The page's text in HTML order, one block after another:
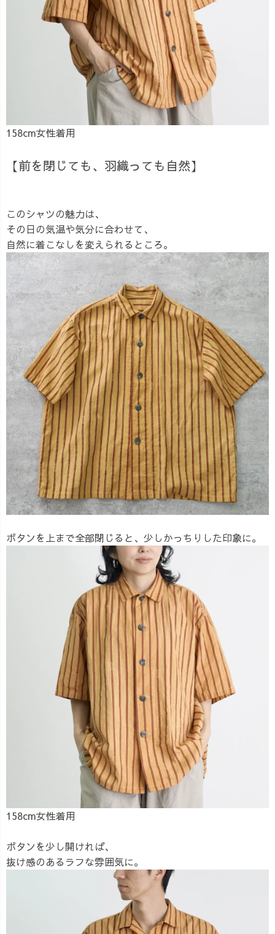
158cm女性着用
【前を閉じても、羽織っても自然】
このシャツの魅力は、
その日の気温や気分に合わせて、
自然に着こなしを変えられるところ。
ボタンを上まで全部閉じると、少しかっちりした印象に。
158cm女性着用
ボタンを少し開ければ、
抜け感のあるラフな雰囲気に。